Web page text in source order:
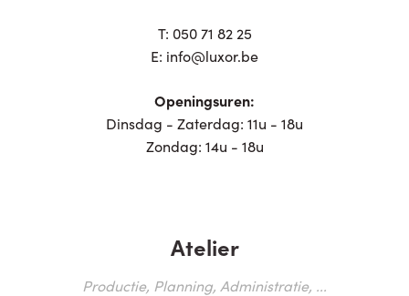
T: 050 71 82 25
E: info@luxor.be
Openingsuren:
Dinsdag - Zaterdag: 11u - 18u
Zondag: 14u - 18u
Atelier
Productie, Planning, Administratie, ...